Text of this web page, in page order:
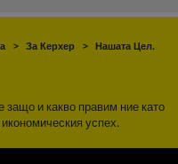
За Керхер Нашата Цел.
и какво правим ние като
успех.